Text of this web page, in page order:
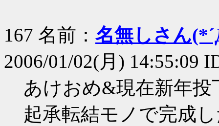
167 名前： 名無しさん
2006/01/02(月) 14:55:09
あけおめ&現在新年投
起承転結モノで完成